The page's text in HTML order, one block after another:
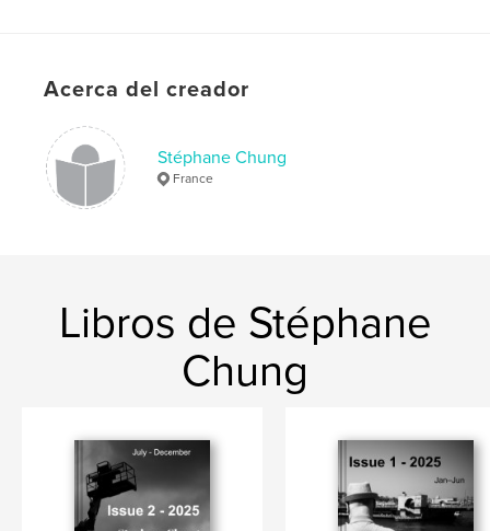
Palabras clave
Acerca del creador
Stéphane Chung
France
Libros de Stéphane
Chung